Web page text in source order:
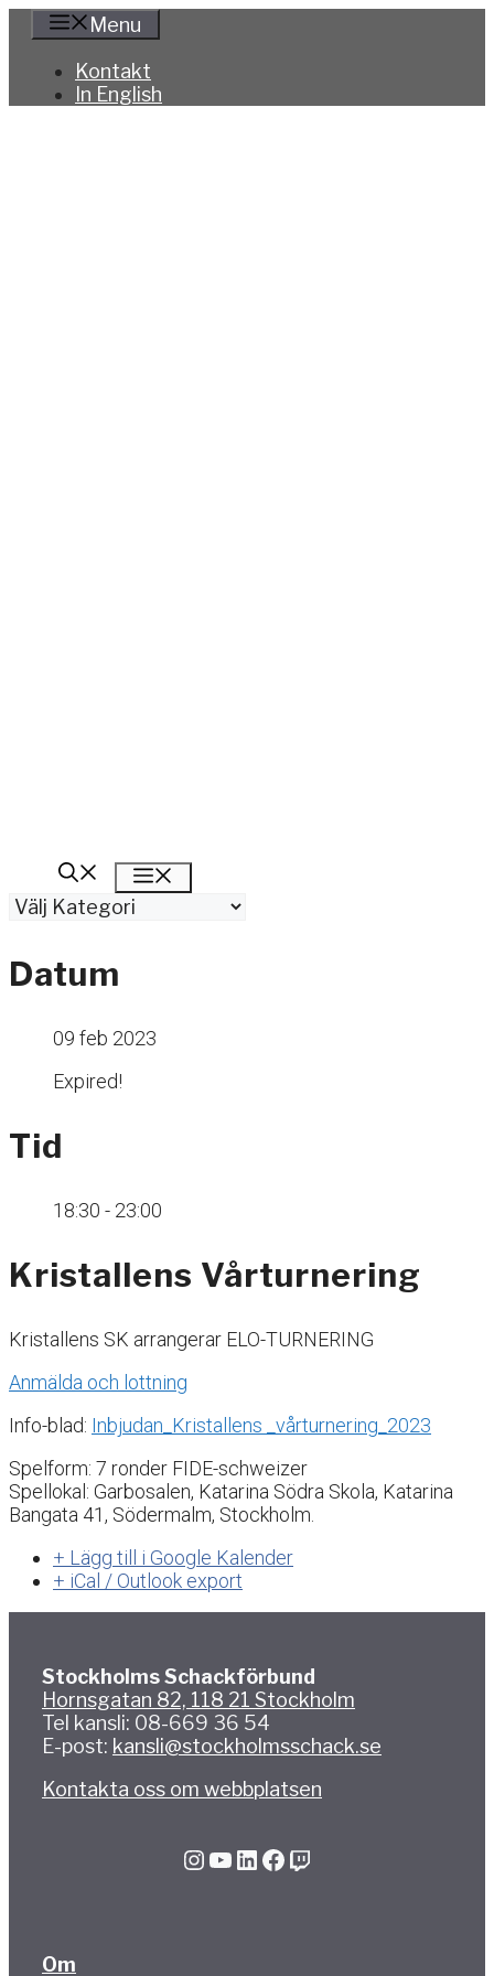
Hoppa
innehåll
Menu
Kontakt
In English
Kategorier
Datum
09 feb 2023
Expired!
Tid
18:30 - 23:00
Kristallens Vårturnering
Kristallens SK arrangerar ELO-TURNERING
Anmälda och lottning
Info-blad: Inbjudan_Kristallens _vårturnering_2023
Spelform: 7 ronder FIDE-schweizer
Spellokal: Garbosalen, Katarina Södra Skola, Katarina
Bangata 41, Södermalm, Stockholm.
+ Lägg till i Google Kalender
+ iCal / Outlook export
Stockholms Schackförbund
Hornsgatan 82, 118 21 Stockholm
Tel kansli: 08-669 36 54
E-post: kansli@stockholmsschack.se
Kontakta oss om webbplatsen
InstagramYouTube LinkedIn Facebook Twitch
Om